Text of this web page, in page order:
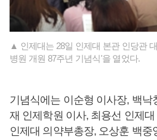
▲ 인제대는 28일 인제대 본관 인당관
병원 개원 87주년 기념식'을 열었다.
기념식에는 이순형 이사장, 백낙
재 인제학원 이사, 최용선 인제
인제대 의약부총장, 오상훈 백중